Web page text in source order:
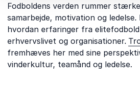
Fodboldens verden rummer
samarbejde, motivation og
hvordan erfaringer fra
erhvervslivet og organisationer.
fremhæves her med sine
vinderkultur, teamånd og ledelse.